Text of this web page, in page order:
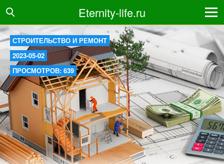
Eternity-life.ru
СТРОИТЕЛЬСТВО И РЕМОНТ
2023-05-02
ПРОСМОТРОВ: 639